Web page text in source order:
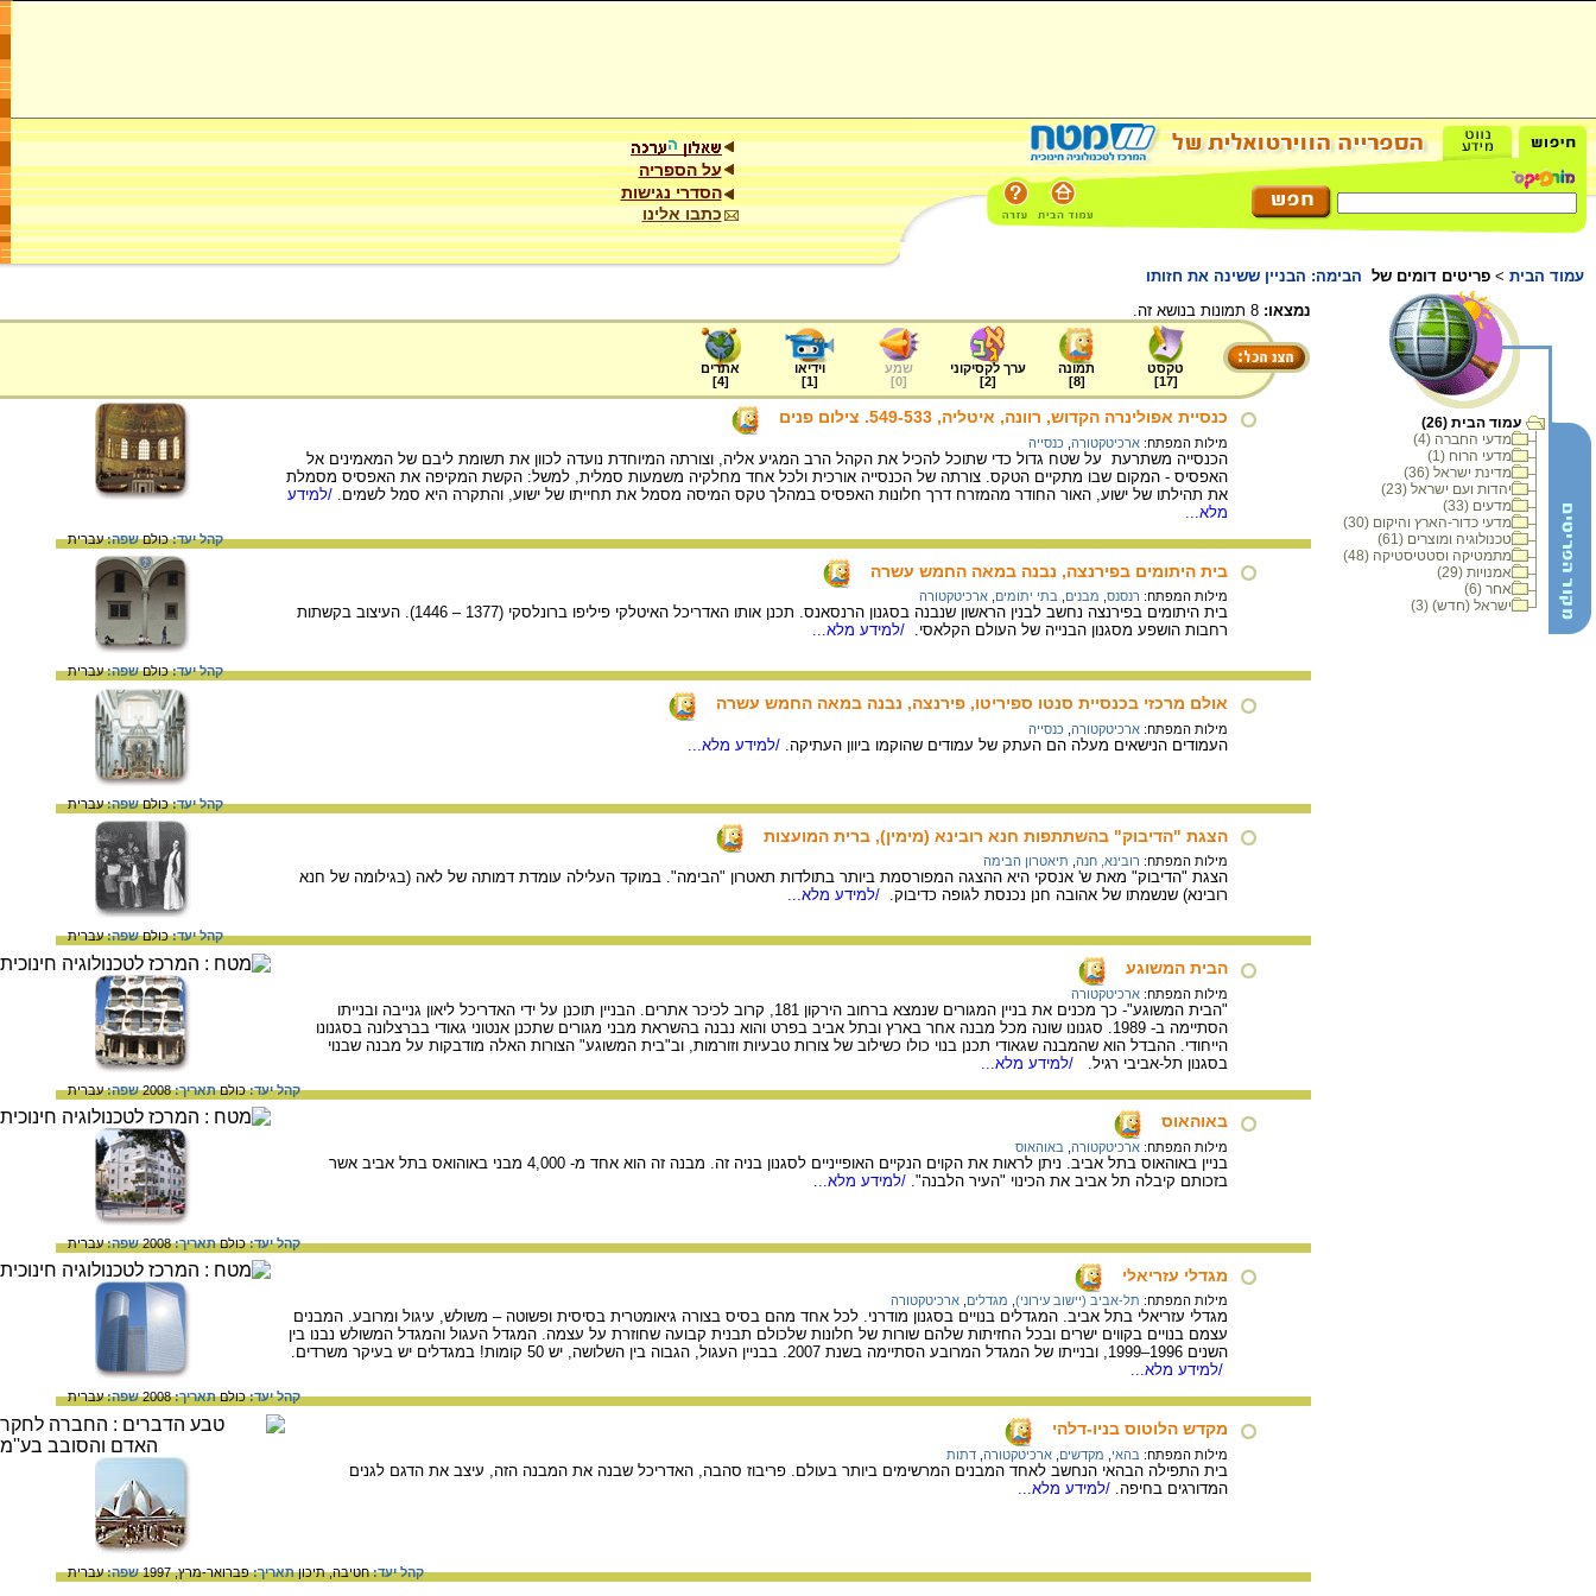
על הספריה
הסדרי נגישות
כתבו אלינו
עמוד הבית > פריטים דומים של הבימה: הבניין ששינה את חזותו
עמוד הבית (26)
מדעי החברה (4)
מדעי הרוח (1)
מדינת ישראל (36)
יהדות ועם ישראל (23)
מדעים (33)
מדעי כדור-הארץ והיקום (30)
טכנולוגיה ומוצרים (61)
מתמטיקה וסטטיסטיקה (48)
אמנויות (29)
אחר (6)
ישראל (חדש) (3)
נמצאו:
טקסט
[
17
]
תמונה
[
8
]
ערך לקסיקוני
[
2
]
שמע
[
0
]
וידיאו
[
1
]
אתרים
[
4
]
כנסיית אפולינרה הקדוש, רוונה, איטליה, 549-533. צילום פנים
מילות המפתח: ארכיטקטורה כנסייה
הכנסייה משתרעת על שטח גדול כדי שתוכל להכיל את הקהל הרב המגיע אליה, וצורתה המיוחדת נועדה לכוון את תשומת ליבם של המאמינים אל
האפסיס - המקום שבו מתקיים הטקס. צורתה של הכנסייה אורכית ולכל אחד מחלקיה משמעות סמלית, למשל: הקשת המקיפה את האפסיס מסמלת
את תהילתו של ישוע, האור החודר מהמזרח דרך חלונות האפסיס במהלך טקס המיסה מסמל את תחייתו של ישוע, והתקרה היא סמל לשמים. /למידע
מלא...
קהל יעד:כולםשפה:עברית
בית היתומים בפירנצה, נבנה במאה החמש עשרה
מילות המפתח: רנסנס מבנים בתי יתומים ארכיטקטורה
בית היתומים בפירנצה נחשב לבנין הראשון שנבנה בסגנון הרנסאנס. תכנן אותו האדריכל האיטלקי פיליפו ברונלסקי (1377 – 1446). העיצוב בקשתות
רחבות הושפע מסגנון הבנייה של העולם הקלאסי. /למידע מלא...
קהל יעד:כולםשפה:עברית
אולם מרכזי בכנסיית סנטו ספיריטו, פירנצה, נבנה במאה החמש עשרה
מילות המפתח: ארכיטקטורה כנסייה
העמודים הנישאים מעלה הם העתק של עמודים שהוקמו ביוון העתיקה. /למידע מלא...
קהל יעד:כולםשפה:עברית
הצגת "הדיבוק" בהשתתפות חנא רובינא (מימין), ברית המועצות
מילות המפתח: רובינא, חנה תיאטרון הבימה
הצגת "הדיבוק" מאת ש' אנסקי היא ההצגה המפורסמת ביותר בתולדות תאטרון "הבימה". במוקד העלילה עומדת דמותה של לאה (בגילומה של חנא
רובינא) שנשמתו של אהובה חנן נכנסת לגופה כדיבוק. /למידע מלא...
קהל יעד:כולםשפה:עברית
הבית המשוגע
מילות המפתח: ארכיטקטורה
"הבית המשוגע"- כך מכנים את בניין המגורים שנמצא ברחוב הירקון 181, קרוב לכיכר אתרים. הבניין תוכנן על ידי האדריכל ליאון גנייבה ובנייתו
הסתיימה ב- 1989. סגנונו שונה מכל מבנה אחר בארץ ובתל אביב בפרט והוא נבנה בהשראת מבני מגורים שתכנן אנטוני גאודי בברצלונה בסגנונו
הייחודי. ההבדל הוא שהמבנה שגאודי תכנן בנוי כולו כשילוב של צורות טבעיות וזורמות, וב"בית המשוגע" הצורות האלה מודבקות על מבנה שבנוי
בסגנון תל-אביבי רגיל.
/למידע מלא...
קהל יעד:כולםתאריך:2008 שפה:עברית
באוהאוס
מילות המפתח: ארכיטקטורה באוהאוס
בניין באוהאוס בתל אביב. ניתן לראות את הקוים הנקיים האופייניים לסגנון בניה זה. מבנה זה הוא אחד מ- 4,000 מבני באוהואס בתל אביב אשר
בזכותם קיבלה תל אביב את הכינוי "העיר הלבנה". /למידע מלא...
קהל יעד:כולםתאריך:2008 שפה:עברית
מגדלי עזריאלי
מילות המפתח: תל-אביב (יישוב עירוני) מגדלים ארכיטקטורה
מגדלי עזריאלי בתל אביב. המגדלים בנויים בסגנון מודרני. לכל אחד מהם בסיס בצורה גיאומטרית בסיסית ופשוטה – משולש, עיגול ומרובע. המבנים
עצמם בנויים בקווים ישרים ובכל החזיתות שלהם שורות של חלונות שלכולם תבנית קבועה שחוזרת על עצמה. המגדל העגול והמגדל המשולש נבנו בין
השנים 1996–1999, ובנייתו של המגדל המרובע הסתיימה בשנת 2007. בבניין העגול, הגבוה בין השלושה, יש 50 קומות! במגדלים יש בעיקר משרדים.
/למידע מלא...
קהל יעד:כולםתאריך:2008 שפה:עברית
מקדש הלוטוס בניו-דלהי
מילות המפתח: בהאי מקדשים ארכיטקטורה דתות
בית התפילה הבהאי הנחשב לאחד המבנים המרשימים ביותר בעולם. פריבוז סהבה, האדריכל שבנה את המבנה הזה, עיצב את הדגם לגנים
המדורגים בחיפה. /למידע מלא...
קהל יעד:חטיבה,תיכוןתאריך:פברואר-מרץ, 1997 שפה:עברית